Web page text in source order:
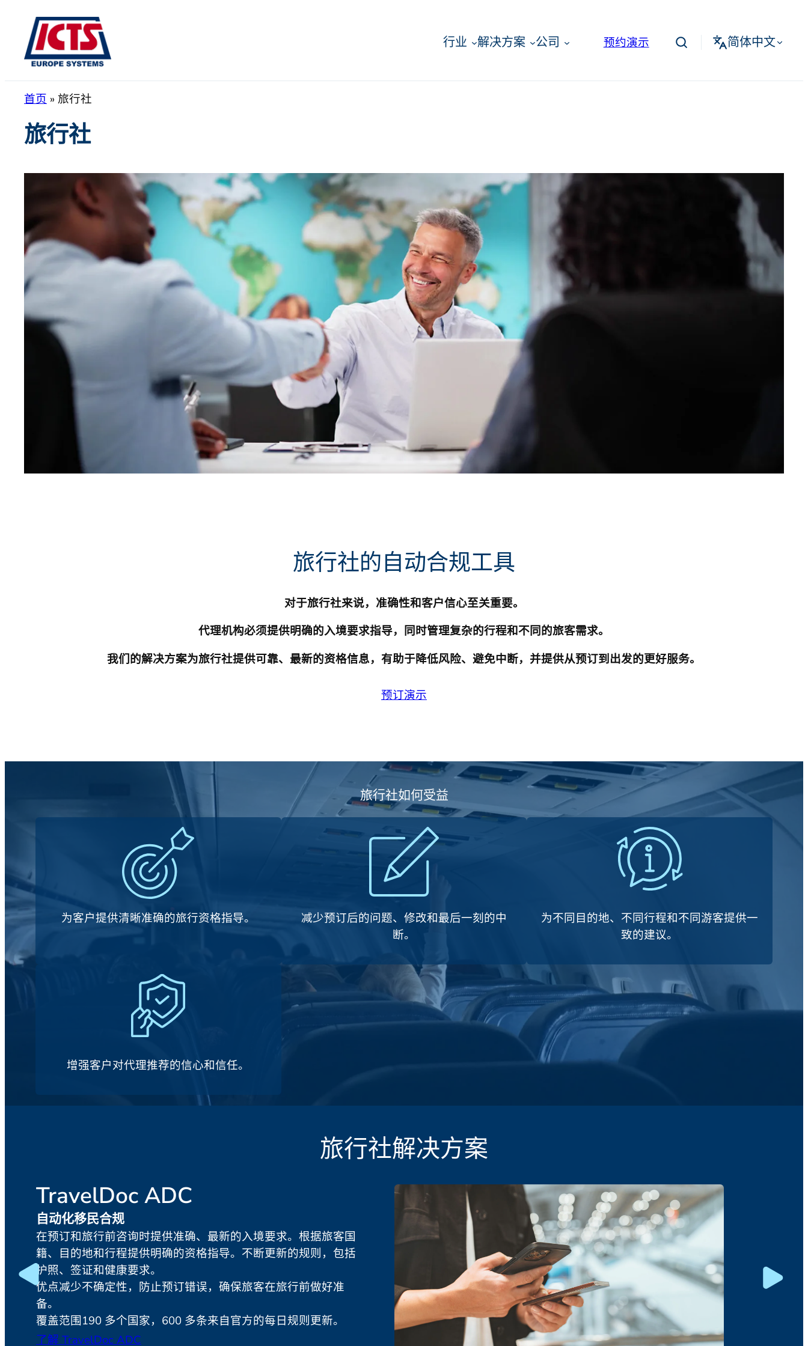
行业 解决方案 公司 预约演示 简体中文
首页 » 旅行社
旅行社
旅行社的自动合规工具
对于旅行社来说，准确性和客户信心至关重要。
代理机构必须提供明确的入境要求指导，同时管理复杂的行程和不同的旅客需求。
我们的解决方案为旅行社提供可靠、最新的资格信息，有助于降低风险、避免中断，并提供从预订到出发的更好服务。
预订演示
旅行社如何受益
为客户提供清晰准确的旅行资格指导。
减少预订后的问题、修改和最后一刻的中
断。
为不同目的地、不同行程和不同游客提供一
致的建议。
增强客户对代理推荐的信心和信任。
旅行社解决方案
TravelDoc ADC
自动化移民合规
在预订和旅行前咨询时提供准确、最新的入境要求。根据旅客国
籍、目的地和行程提供明确的资格指导。不断更新的规则，包括
护照、签证和健康要求。
优点减少不确定性，防止预订错误，确保旅客在旅行前做好准
备。
覆盖范围190 多个国家，600 多条来自官方的每日规则更新。
了解 TravelDoc ADC
非常
预订。